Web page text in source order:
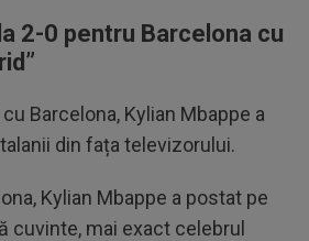
2-0 pentru Barcelona cu
Barcelona, Kylian Mbappe a
din fața televizorului.
Kylian Mbappe a postat pe
cuvinte, mai exact celebrul